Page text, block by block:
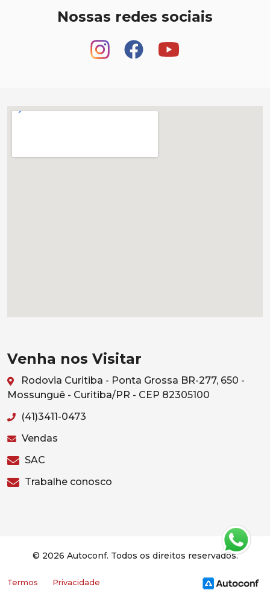
Nossas redes sociais
Venha nos Visitar
Rodovia Curitiba - Ponta Grossa BR-277, 650 -
Mossunguê - Curitiba/PR - CEP 82305100
(41)3411-0473
Vendas
SAC
Trabalhe conosco
© 2026 Autoconf. Todos os direitos reservados.
Termos Privacidade